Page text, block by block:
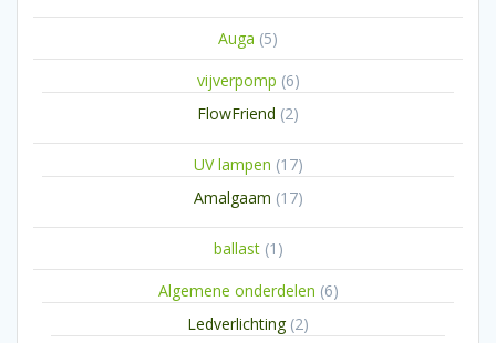
Auga 55
producten
vijverpomp 66
FlowFriend 22
UV lampen 1717
Amalgaam 1717
ballast 1 1
product
Algemene onderdelen 66
Ledverlichting 22